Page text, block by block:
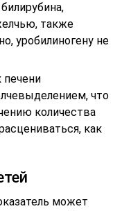
также
уробилиногену не
печени
что
количества
как
может